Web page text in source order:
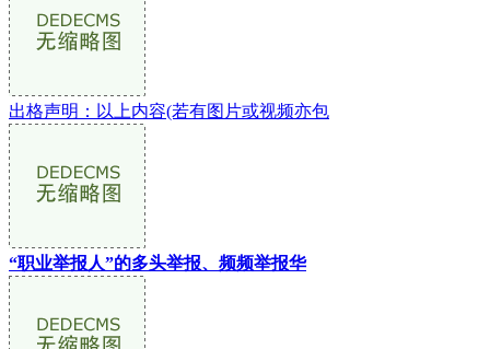
出格声明：以上内容(若有图片或视频亦包
“职业举报人”的多头举报、频频举报华